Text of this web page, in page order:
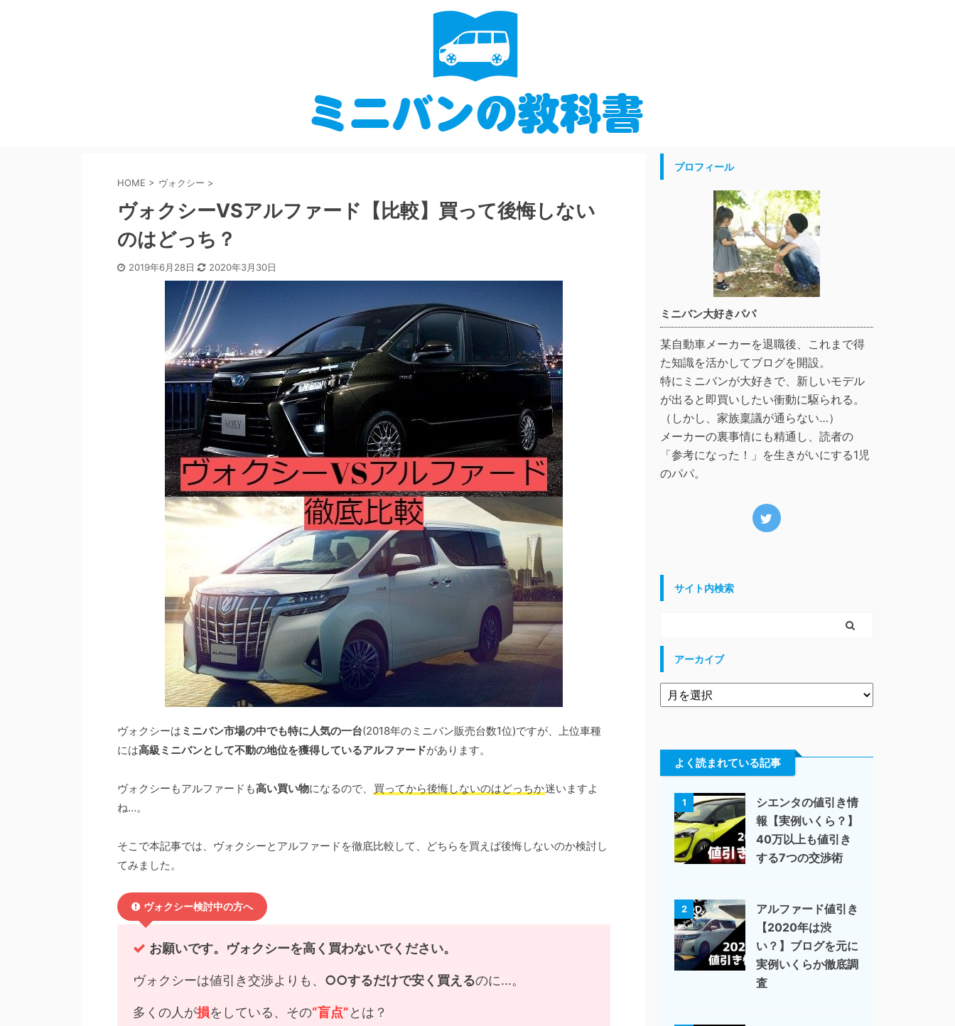
HOME > ヴォクシー >
ヴォクシーVSアルファード【比較】買って後悔しない
のはどっち？
2019年6月28日 2020年3月30日
ヴォクシーは ミニバン市場の中でも特に人気の一台(2018年のミニバン販売台数1位)ですが、上位車種
には高級ミニバンとして不動の地位を獲得しているアルファードがあります。
ヴォクシーもアルファードも高い買い物になるので、 買ってから後悔しないのはどっちか迷いますよ
ね…。
そこで本記事では、ヴォクシーとアルファードを徹底比較して、どちらを買えば後悔しないのか検討し
てみました。
ヴォクシー検討中の方へ
お願いです。ヴォクシーを高く買わないでください。
ヴォクシーは値引き交渉よりも、 ○○するだけで安く買えるのに…。
多くの人が損をしている、その“盲点”とは？
プロフィール
ミニバン大好きパパ
某自動車メーカーを退職後、これまで得
た知識を活かしてブログを開設。
特にミニバンが大好きで、新しいモデル
が出ると即買いしたい衝動に駆られる。
（しかし、家族稟議が通らない…）
メーカーの裏事情にも精通し、読者の
「参考になった！」を生きがいにする1児
のパパ。
サイト内検索
アーカイブ
よく読まれている記事
1
シエンタの値引き情
報【実例いくら？】
40万以上も値引き
する7つの交渉術
2
アルファード値引き
【2020年は渋
い？】ブログを元に
実例いくらか徹底調
査